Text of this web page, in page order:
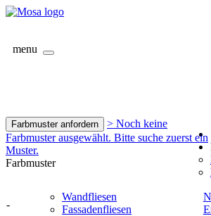
menu
Farbmuster anfordern
> Noch keine
Farbmuster ausgewählt. Bitte suche zuerst ein
Muster.
Farbmuster
-
Wandfliesen
Fassadenfliesen